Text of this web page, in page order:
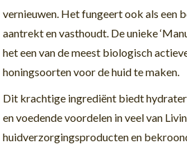
vernieuwen. Het fungeert ook als een
aantrekt en vasthoudt. De unieke
het een van de meest biologisch
honingsoorten voor de huid te maken.
Dit krachtige ingrediënt biedt
en voedende voordelen in veel van
huidverzorgingsproducten en